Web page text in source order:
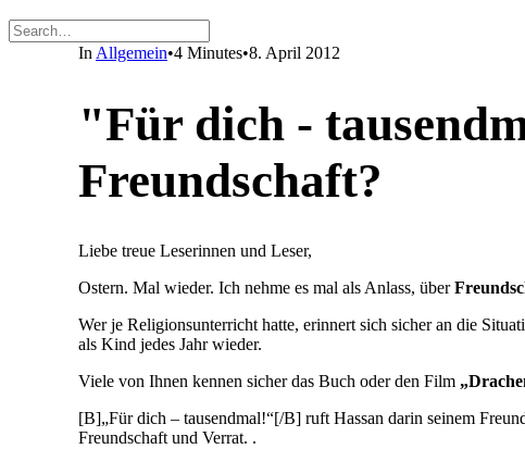
In Allgemein•4 Minutes•8. April 2012
"Für dich -
Freundschaft?
Liebe treue Leserinnen und Leser,
Ostern. Mal wieder. Ich nehme es mal als Anlass, über
Wer je Religionsunterricht hatte, erinnert sich sicher an die
als Kind jedes Jahr wieder.
Viele von Ihnen kennen sicher das Buch oder den Film
[B]„Für dich – tausendmal!“[/B] ruft Hassan darin seinem
Freundschaft und Verrat. .